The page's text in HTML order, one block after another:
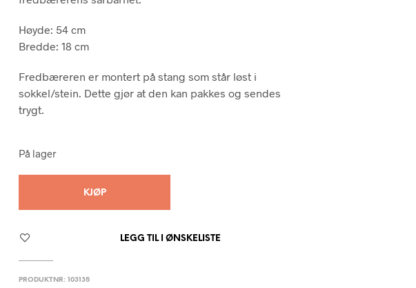
Høyde: 54 cm
Bredde: 18 cm
Fredbæreren er montert på stang som står løst i
sokkel/stein. Dette gjør at den kan pakkes og sendes
trygt.
På lager
KJØP
LEGG TIL I ØNSKELISTE
PRODUKTNR:103135